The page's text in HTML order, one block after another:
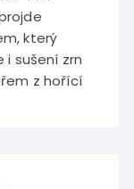
který
i sušení zrn
z hořící